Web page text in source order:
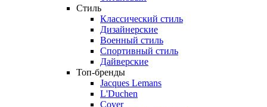
Стиль
Классический стиль
Дизайнерские
Военный стиль
Спортивный стиль
Дайверские
Топ-бренды
Jacques Lemans
L'Duchen
Cover